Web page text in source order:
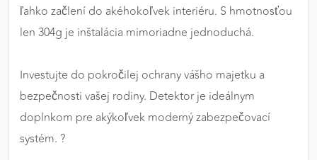
ľahko začlení do akéhokoľvek interiéru. S hmotnosťou
len 304g je inštalácia mimoriadne jednoduchá.
Investujte do pokročilej ochrany vášho majetku a
bezpečnosti vašej rodiny. Detektor je ideálnym
doplnkom pre akýkoľvek moderný zabezpečovací
systém. ?️